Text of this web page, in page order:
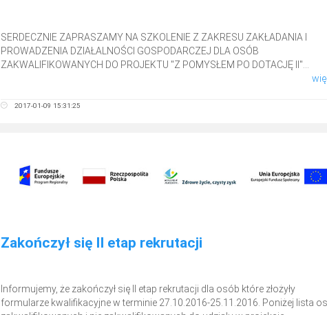
SERDECZNIE ZAPRASZAMY NA SZKOLENIE Z ZAKRESU ZAKŁADANIA I
PROWADZENIA DZIAŁALNOŚCI GOSPODARCZEJ DLA OSÓB
ZAKWALIFIKOWANYCH DO PROJEKTU "Z POMYSŁEM PO DOTACJĘ II"...
2017-01-09 15:31:25
Zakończył się II etap rekrutacji
Informujemy, że zakończył się II etap rekrutacji dla osób które złożyły
formularze kwalifikacyjne w terminie 27.10.2016-25.11.2016. Poniżej lista